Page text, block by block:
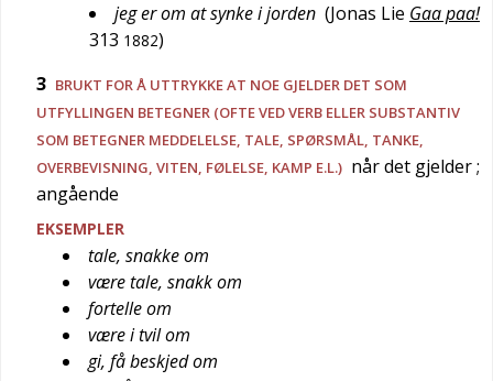
jeg er om at synke i jorden (Jonas Lie Gaa paa!
313 1882)
3 BRUKT FOR Å UTTRYKKE AT NOE GJELDER DET SOM
UTFYLLINGEN BETEGNER (OFTE VED VERB ELLER SUBSTANTIV
SOM BETEGNER MEDDELELSE, TALE, SPØRSMÅL, TANKE,
OVERBEVISNING, VITEN, FØLELSE, KAMP E.L.) når det gjelder;
angående
EKSEMPLER
tale, snakke om
være tale, snakk om
fortelle om
være i tvil om
gi, få beskjed om